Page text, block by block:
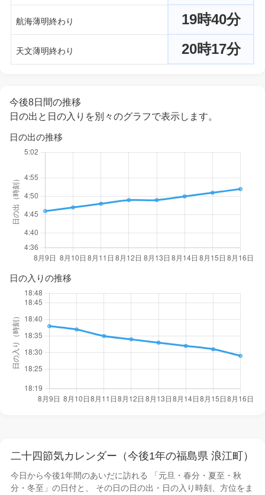
航海薄明終わり 19時40分
天文薄明終わり 20時17分
今後8日間の推移
日の出と日の入りを別々のグラフで表示します。
日の出の推移
日の入りの推移
二十四節気カレンダー（今後1年の福島県 浪江町）
今日から今後1年間のあいだに訪れる 「元旦・春分・夏至・秋
分・冬至」の日付と、 その日の日の出・日の入り時刻
、方位をま